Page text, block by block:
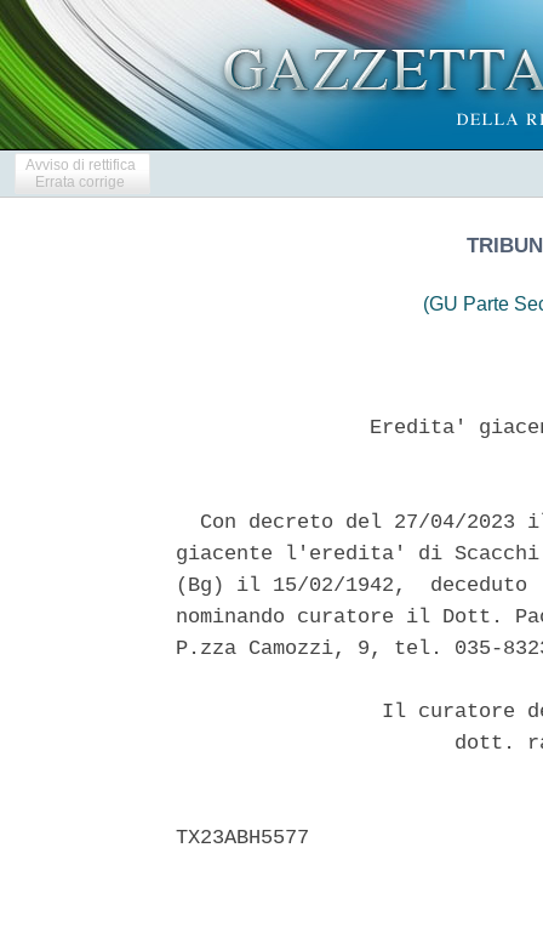
Avviso di rettifica
Errata corrige
(GU Parte
Eredita'
Con decreto del 27/04/2023
giacente l'eredita' di
(Bg) il 15/02/1942,
nominando curatore il Dott.
P.zza Camozzi, 9, tel. 035-
Il curatore
dott.